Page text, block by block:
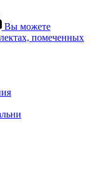
Вы можете
помеченных